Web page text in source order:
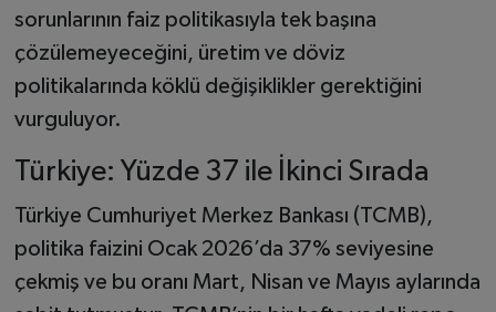
sorunlarının faiz politikasıyla tek başına
çözülemeyeceğini, üretim ve döviz
politikalarında köklü değişiklikler gerektiğini
vurguluyor.
Türkiye: Yüzde 37 ile İkinci Sırada
Türkiye Cumhuriyet Merkez Bankası (TCMB),
politika faizini Ocak 2026’da 37% seviyesine
çekmiş ve bu oranı Mart, Nisan ve Mayıs aylarında